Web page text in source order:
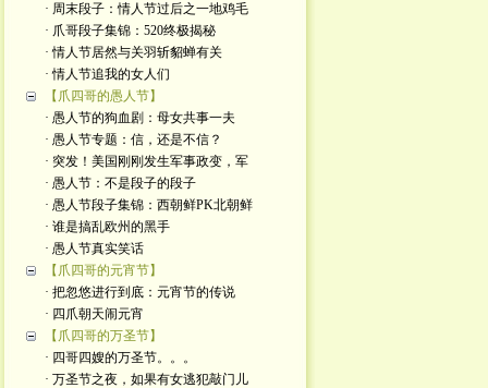
· 周末段子：情人节过后之一地鸡毛
· 爪哥段子集锦：520终极揭秘
· 情人节居然与关羽斩貂蝉有关
· 情人节追我的女人们
【爪四哥的愚人节】
· 愚人节的狗血剧：母女共事一夫
· 愚人节专题：信，还是不信？
· 突发！美国刚刚发生军事政变，军
· 愚人节：不是段子的段子
· 愚人节段子集锦：西朝鲜PK北朝鲜
· 谁是搞乱欧州的黑手
· 愚人节真实笑话
【爪四哥的元宵节】
· 把忽悠进行到底：元宵节的传说
· 四爪朝天闹元宵
【爪四哥的万圣节】
· 四哥四嫂的万圣节。。。
· 万圣节之夜，如果有女逃犯敲门儿